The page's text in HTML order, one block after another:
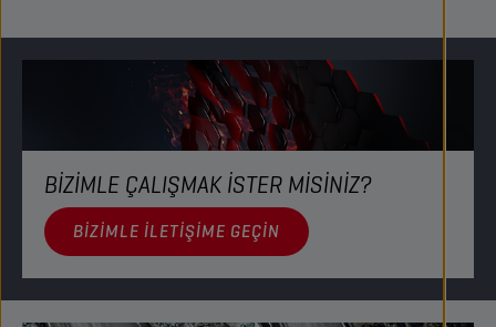
BİZİMLE ÇALIŞMAK İSTER MİSİNİZ?​
BIZIMLE ILETIŞIME GEÇIN